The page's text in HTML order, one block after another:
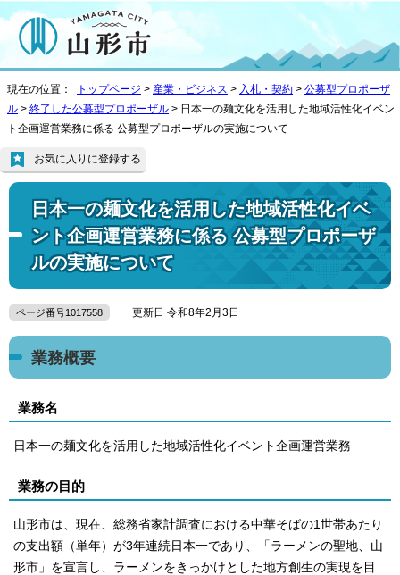
現在の位置： トップページ > 産業・ビジネス > 入札・契約 > 公募型プロポーザ
ル > 終了した公募型プロポーザル > 日本一の麺文化を活用した地域活性化イベン
ト企画運営業務に係る 公募型プロポーザルの実施について
日本一の麺文化を活用した地域活性化イベ
ント企画運営業務に係る 公募型プロポーザ
ルの実施について
お気に入りに登録する
ページ番号1017558 更新日 令和8年2月3日
業務概要
業務名
日本一の麺文化を活用した地域活性化イベント企画運営業務
業務の目的
山形市は、現在、総務省家計調査における中華そばの1世帯あたり
の支出額（単年）が3年連続日本一であり、「ラーメンの聖地、山
形市」を宣言し、ラーメンをきっかけとした地方創生の実現を目